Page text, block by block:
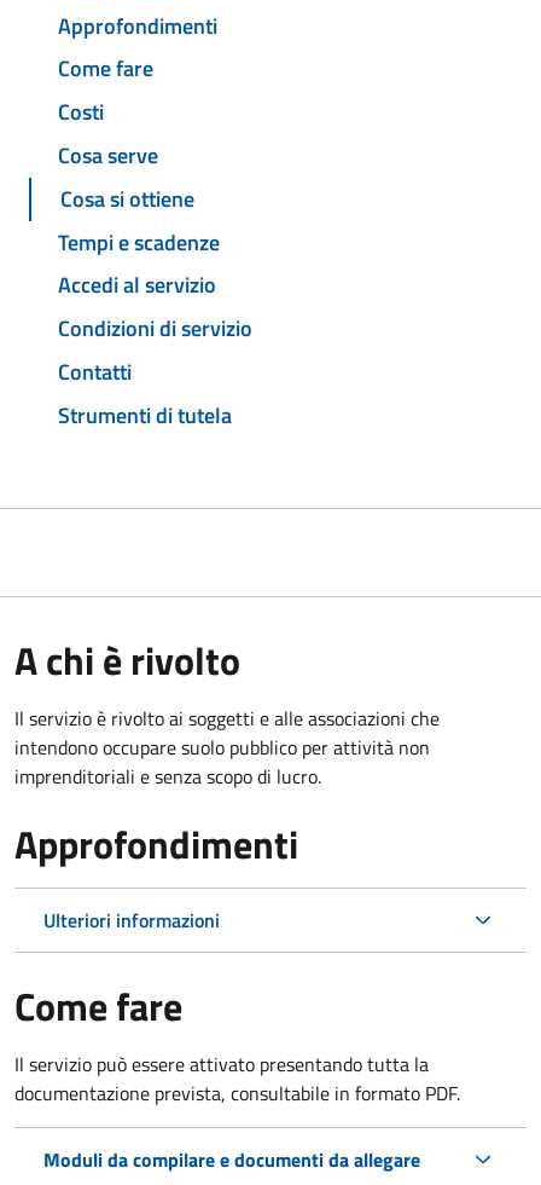
Approfondimenti
Come fare
Costi
Cosa serve
Cosa si ottiene
Tempi e scadenze
Accedi al servizio
Condizioni di servizio
Contatti
Strumenti di tutela
A chi è rivolto
Il servizio è rivolto ai soggetti e alle associazioni che
intendono occupare suolo pubblico per attività non
imprenditoriali e senza scopo di lucro.
Approfondimenti
Ulteriori informazioni
Come fare
Il servizio può essere attivato presentando tutta la
documentazione prevista, consultabile in formato PDF.
Moduli da compilare e documenti da allegare